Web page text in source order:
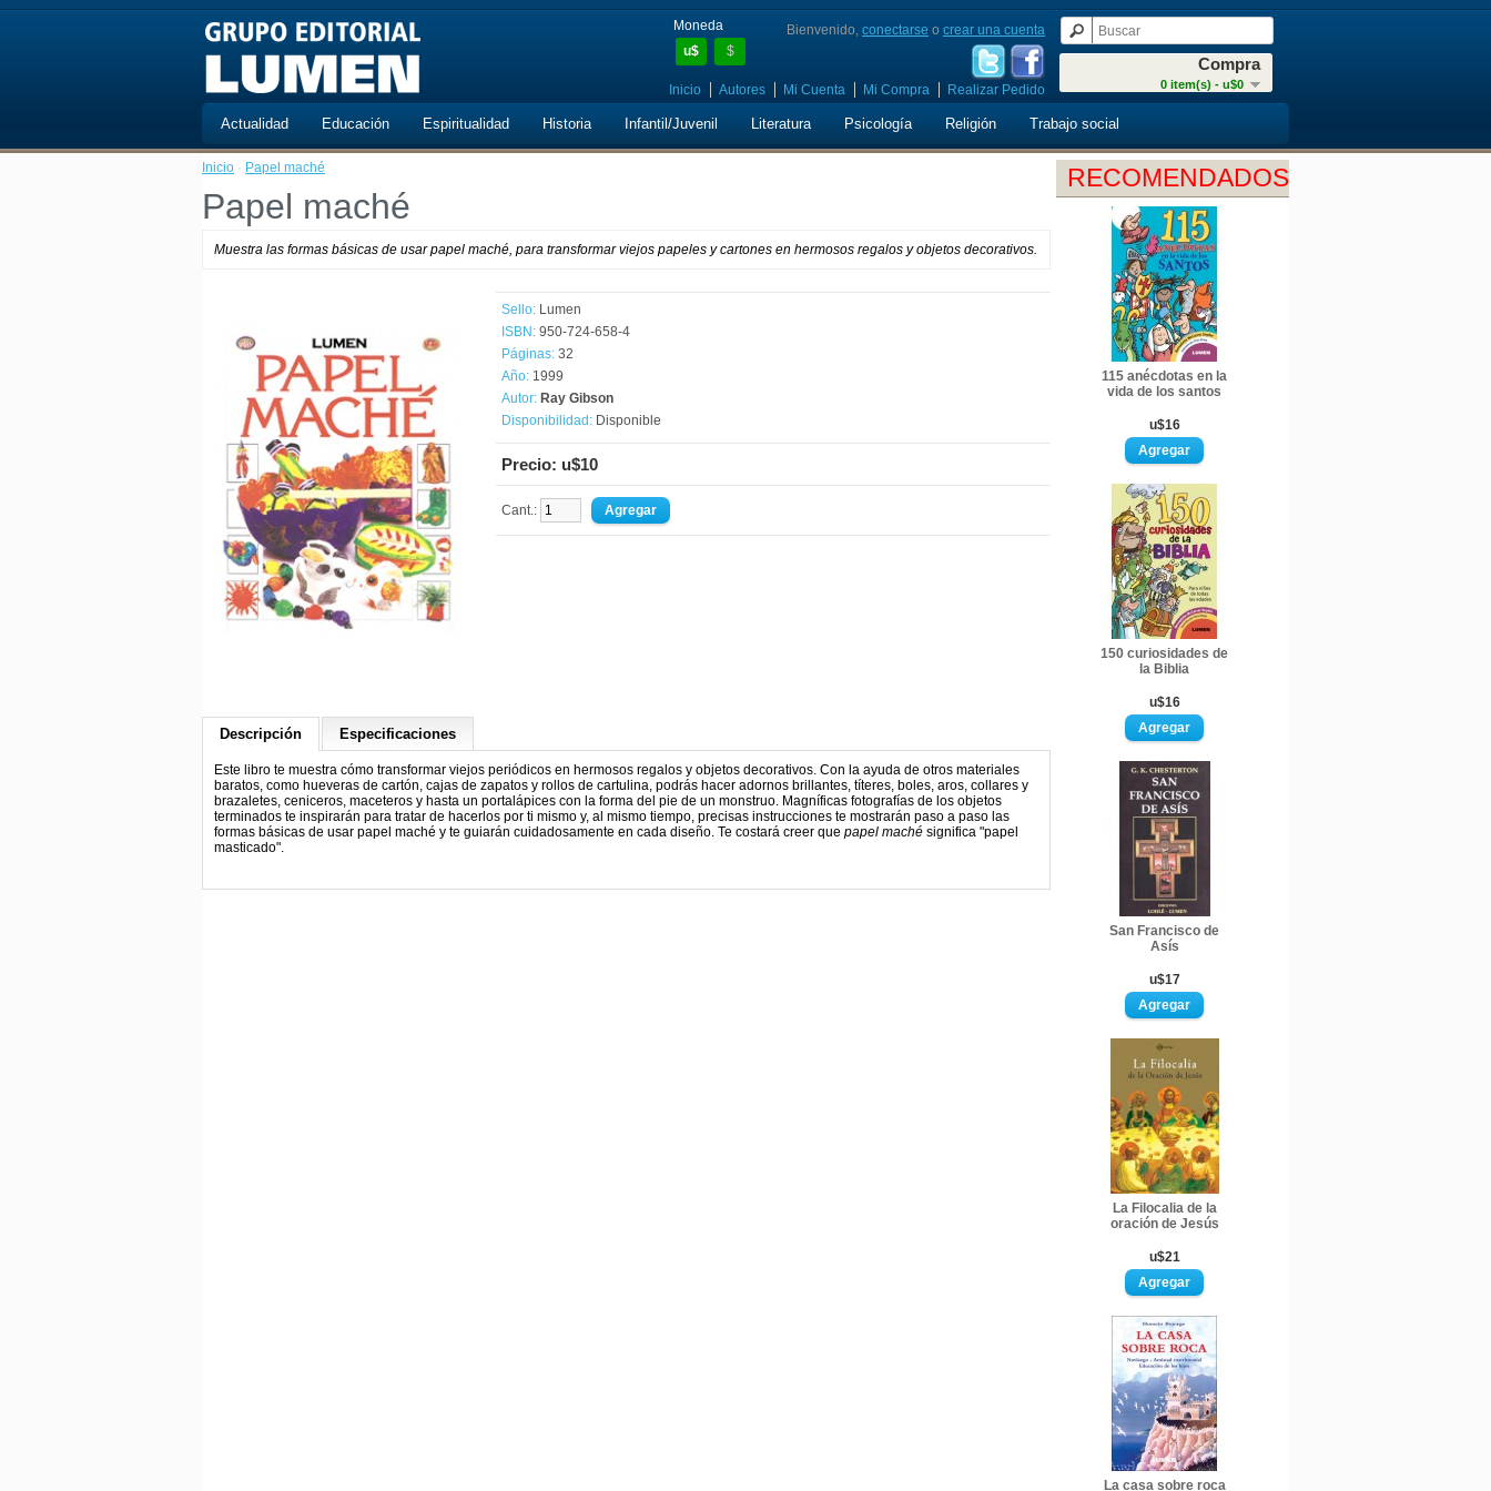
Moneda
u$
$
Compra
0 item(s) - u$0
Bienvenido, conectarse o crear una cuenta
Inicio Autores Mi Cuenta Mi Compra Realizar Pedido
Actualidad Educación Espiritualidad Historia Infantil/Juvenil Literatura Psicología Religión Trabajo social
RECOMENDADOS
115 anécdotas en la
vida de los santos
u$16
150 curiosidades de
la Biblia
u$16
San Francisco de
Asís
u$17
La Filocalia de la
oración de Jesús
u$21
La casa sobre roca
Inicio · Papel maché
Papel maché
Muestra las formas básicas de usar papel maché, para transformar viejos papeles y cartones en hermosos regalos y objetos decorativos.
Sello: Lumen
ISBN: 950-724-658-4
Páginas: 32
Año: 1999
Autor: Ray Gibson
Disponibilidad: Disponible
Precio: u$10
Cant.:
Descripción Especificaciones
Este libro te muestra cómo transformar viejos periódicos en hermosos regalos y objetos decorativos. Con la ayuda de otros materiales
baratos, como hueveras de cartón, cajas de zapatos y rollos de cartulina, podrás hacer adornos brillantes, títeres, boles, aros, collares y
brazaletes, ceniceros, maceteros y hasta un portalápices con la forma del pie de un monstruo. Magníficas fotografías de los objetos
terminados te inspirarán para tratar de hacerlos por ti mismo y, al mismo tiempo, precisas instrucciones te mostrarán paso a paso las
formas básicas de usar papel maché y te guiarán cuidadosamente en cada diseño. Te costará creer que papel maché significa "papel
masticado".